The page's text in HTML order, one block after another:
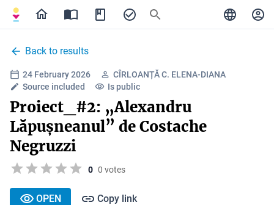
Back to results
24 February 2026
CÎRLOANȚĂ C. ELENA-DIANA
Source included
Is public
Proiect_#2: „Alexandru
Lăpușneanul” de Costache
Negruzzi
0 0 votes
OPEN Copy link